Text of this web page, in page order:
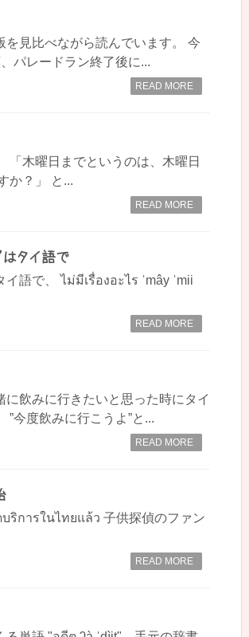
見比べながら読んでいます。 今
パレードラン終了後に...
READ MORE
「木曜日までというのは、木曜日
か？」 と...
READ MORE
タイ語で
語で、 ไม่มีเรื่องอะไร ˈmây ˈmii
READ MORE
飲みに行きたいと思った時にタイ
今度飲みに行こうよ”と...
READ MORE
การในไทยแล้ว 子供探偵のファン
READ MORE